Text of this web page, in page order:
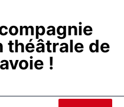
théâtrale de
!